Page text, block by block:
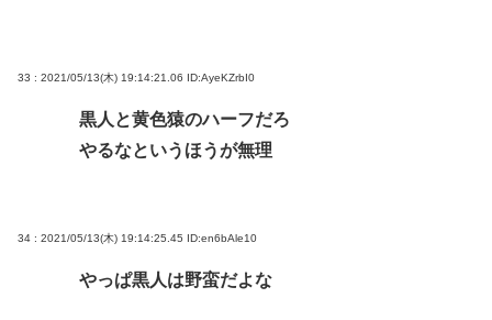
33 : 2021/05/13(木) 19:14:21.06 ID:AyeKZrbI0
黒人と黄色猿のハーフだろ
やるなというほうが無理
34 : 2021/05/13(木) 19:14:25.45 ID:en6bAle10
やっぱ黒人は野蛮だよな